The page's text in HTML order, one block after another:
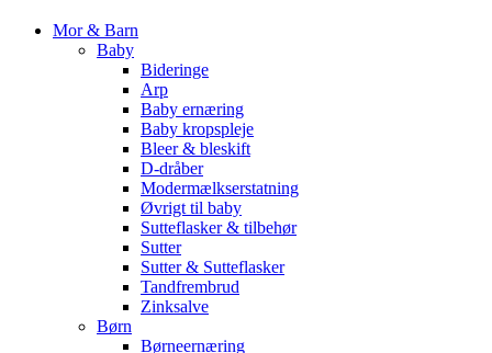
Mor & Barn
Baby
Bideringe
Arp
Baby ernæring
Baby kropspleje
Bleer & bleskift
D-dråber
Modermælkserstatning
Øvrigt til baby
Sutteflasker & tilbehør
Sutter
Sutter & Sutteflasker
Tandfrembrud
Zinksalve
Børn
Børneernæring